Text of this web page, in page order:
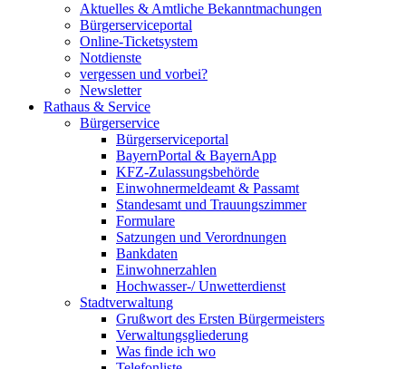
Aktuelles & Amtliche Bekanntmachungen
Bürgerserviceportal
Online-Ticketsystem
Notdienste
vergessen und vorbei?
Newsletter
Rathaus & Service
Bürgerservice
Bürgerserviceportal
BayernPortal & BayernApp
KFZ-Zulassungsbehörde
Einwohnermeldeamt & Passamt
Standesamt und Trauungszimmer
Formulare
Satzungen und Verordnungen
Bankdaten
Einwohnerzahlen
Hochwasser-/ Unwetterdienst
Stadtverwaltung
Grußwort des Ersten Bürgermeisters
Verwaltungsgliederung
Was finde ich wo